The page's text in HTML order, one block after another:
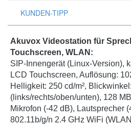
KUNDEN-TIPP
Akuvox Videostation für
Touchscreen, WLAN:
SIP-Innengerät (Linux-Version),
LCD Touchscreen, Auflösung:
Helligkeit: 250 cd/m²,
(links/rechts/oben/unten), 128
Mikrofon (-42 dB), Lautsprecher
802.11b/g/n 2.4 GHz WiFi